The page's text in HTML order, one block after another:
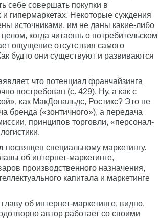
себе совершать покупки в
и гипермаркетах. Некоторые суждения
источниками, им не даны какие-либо
когда читаешь о потребительском
ощущение отсутствия самого
будто они существуют и развиваются
что потенциал франчайзинга
востребован (с. 429). Ну, а как с
как МакДональдс, Ростикс? Это не
бренда («зонтичного»), а передача
принципов торговли, «персонал-
посвящен специальному маркетингу.
об интернет-маркетинге,
производственного назначения,
капитала и маркетинге
об интернет-маркетинге, видно,
автор работает со своими